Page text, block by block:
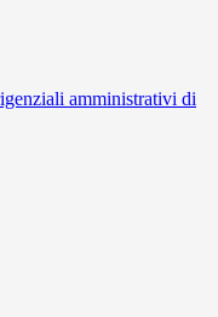
amministrativi di